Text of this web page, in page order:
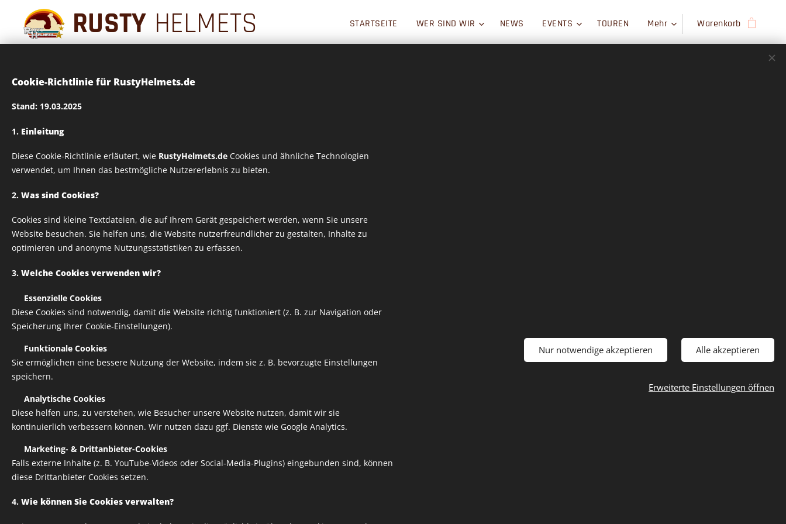
RUSTY HELMETS STARTSEITE WER SIND WIR NEWS EVENTS TOUREN Mehr Warenkorb
zzgl. Versandkosten 17,00 € / 1 stk.
Cookie-Richtlinie für RustyHelmets.de
Stand: 19.03.2025
1. Einleitung
Diese Cookie-Richtlinie erläutert, wie RustyHelmets.de Cookies und ähnliche Technologien
verwendet, um Ihnen das bestmögliche Nutzererlebnis zu bieten.
2. Was sind Cookies?
Cookies sind kleine Textdateien, die auf Ihrem Gerät gespeichert werden, wenn Sie unsere
Website besuchen. Sie helfen uns, die Website nutzerfreundlicher zu gestalten, Inhalte zu
optimieren und anonyme Nutzungsstatistiken zu erfassen.
3. Welche Cookies verwenden wir?
Essenzielle Cookies
Diese Cookies sind notwendig, damit die Website richtig funktioniert (z. B. zur Navigation oder
Speicherung Ihrer Cookie-Einstellungen).
Funktionale Cookies
Sie ermöglichen eine bessere Nutzung der Website, indem sie z. B. bevorzugte Einstellungen
speichern.
Analytische Cookies
Diese helfen uns, zu verstehen, wie Besucher unsere Website nutzen, damit wir sie
kontinuierlich verbessern können. Wir nutzen dazu ggf. Dienste wie Google Analytics.
Marketing- & Drittanbieter-Cookies
Falls externe Inhalte (z. B. YouTube-Videos oder Social-Media-Plugins) eingebunden sind, können
diese Drittanbieter Cookies setzen.
4. Wie können Sie Cookies verwalten?
Nur notwendige akzeptieren Alle akzeptieren
Erweiterte Einstellungen öffnen